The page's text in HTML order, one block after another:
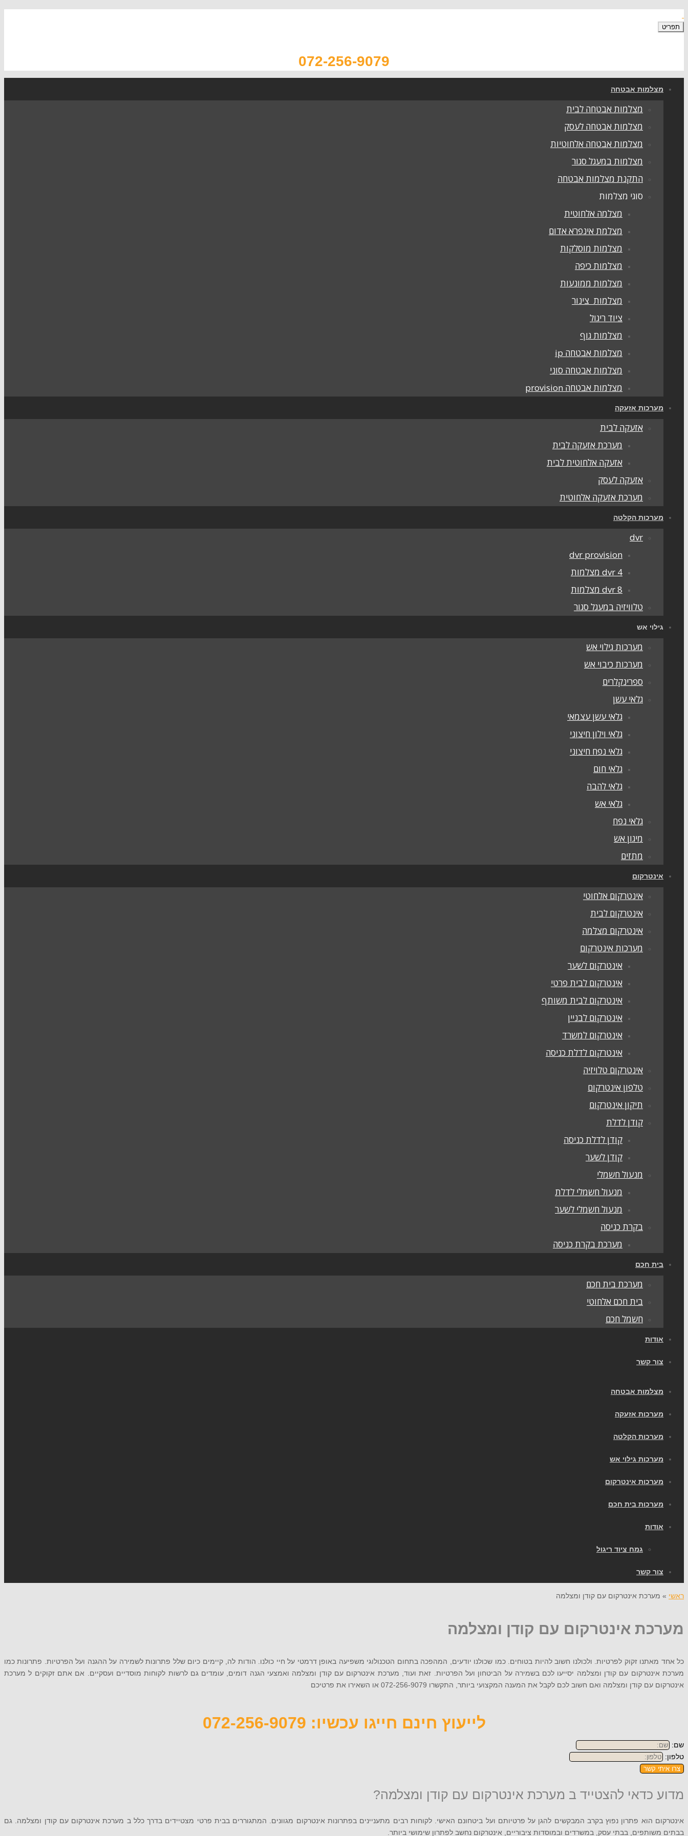
תפריט
072-256-9079
מצלמות אבטחה
מצלמות אבטחה לבית
מצלמות אבטחה לעסק
מצלמות אבטחה אלחוטיות
מצלמות במעגל סגור
התקנת מצלמות אבטחה
סוגי מצלמות
מצלמה אלחוטית
מצלמת אינפרא אדום
מצלמות מוסלקות
מצלמות כיפה
מצלמות ממונעות
מצלמות צינור
ציוד ריגול
מצלמות גוף
מצלמות אבטחה ip
מצלמות אבטחה סוני
מצלמות אבטחה provision
מערכות אזעקה
אזעקה לבית
מערכת אזעקה לבית
אזעקה אלחוטית לבית
אזעקה לעסק
מערכת אזעקה אלחוטית
מערכות הקלטה
dvr
dvr provision
dvr 4 מצלמות
dvr 8 מצלמות
טלוויזיה במעגל סגור
גילוי אש
מערכות גילוי אש
מערכות כיבוי אש
ספרינקלרים
גלאי עשן
גלאי עשן עצמאי
גלאי וילון חיצוני
גלאי נפח חיצוני
גלאי חום
גלאי להבה
גלאי אש
גלאי נפח
מיגון אש
מתזים
אינטרקום
אינטרקום אלחוטי
אינטרקום לבית
אינטרקום מצלמה
מערכות אינטרקום
אינטרקום לשער
אינטרקום לבית פרטי
אינטרקום לבית משותף
אינטרקום לבניין
אינטרקום למשרד
אינטרקום לדלת כניסה
אינטרקום טלויזיה
טלפון אינטרקום
תיקון אינטרקום
קודן לדלת
קודן לדלת כניסה
קודן לשער
מנעול חשמלי
מנעול חשמלי לדלת
מנעול חשמלי לשער
בקרת כניסה
מערכת בקרת כניסה
בית חכם
מערכת בית חכם
בית חכם אלחוטי
חשמל חכם
אודות
צור קשר
מצלמות אבטחה
מערכות אזעקה
מערכות הקלטה
מערכות גילוי אש
מערכות אינטרקום
מערכות בית חכם
אודות
גמח ציוד ריגול
צור קשר
ראשי » מערכת אינטרקום עם קודן ומצלמה
מערכת אינטרקום עם קודן ומצלמה
כל אחד מאתנו זקוק לפרטיות. ולכולנו חשוב להיות בטוחים. כמו שכולנו יודעים, המהפכה בתחום הטכנולוגי משפיעה באופן דרמטי על חיי כולנו. הודות לה, קיימים כיום שלל פתרונות לשמירה על ההגנה ועל הפרטיות. פתרונות כמו
מערכת אינטרקום עם קודן ומצלמה יסייעו לכם בשמירה על הביטחון ועל הפרטיות. זאת ועוד, מערכת אינטרקום עם קודן ומצלמה ואמצעי הגנה דומים, עומדים גם לרשות לקוחות מוסדיים ועסקיים. אם אתם זקוקים ל מערכת
אינטרקום עם קודן ומצלמה ואם חשוב לכם לקבל את המענה המקצועי ביותר, התקשרו 072-256-9079 או השאירו את פרטיכם
לייעוץ חינם חייגו עכשיו: 072-256-9079
שם:
טלפון:
צרו איתי קשר
מדוע כדאי להצטייד ב מערכת אינטרקום עם קודן ומצלמה?
אינטרקום הוא פתרון נפוץ בקרב המבקשים להגן על פרטיותם ועל ביטחונם האישי. לקוחות רבים מתעניינים בפתרונות אינטרקום מגוונים. המתגוררים בבית פרטי מצטיידים בדרך כלל ב מערכת אינטרקום עם קודן ומצלמה. גם
בבתים משותפים, בבתי עסק, במשרדים ובמוסדות ציבוריים, אינטרקום נחשב לפתרון שימושי ביותר.